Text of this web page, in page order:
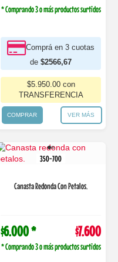
* Comprando 3 o más productos surtidos
Comprá en 3 cuotas
de $2566,67
$5.950.00 con
TRANSFERENCIA
COMPRAR VER MÁS
350-700
Canasta Redonda Con Petalos.
$6.000 * $7.600
* Comprando 3 o más productos surtidos